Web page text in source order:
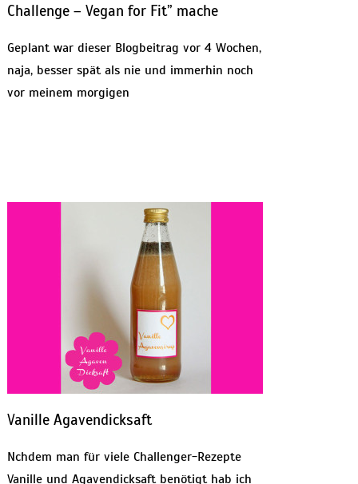
Challenge – Vegan for Fit” mache
Geplant war dieser Blogbeitrag vor 4 Wochen,
naja, besser spät als nie und immerhin noch
vor meinem morgigen
Vanille Agavendicksaft
Nchdem man für viele Challenger-Rezepte
Vanille und Agavendicksaft benötigt hab ich